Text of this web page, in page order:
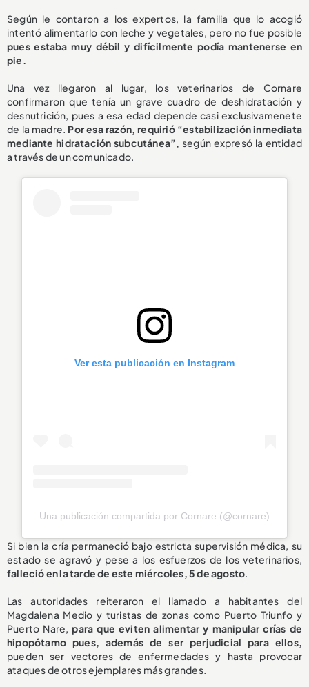
Según le contaron a los expertos, la familia que lo acogió
intentó alimentarlo con leche y vegetales, pero no fue posible
pues estaba muy débil y difícilmente podía mantenerse en
pie.
Una vez llegaron al lugar, los veterinarios de Cornare
confirmaron que tenía un grave cuadro de deshidratación y
desnutrición, pues a esa edad depende casi exclusivamenete
de la madre. Por esa razón, requirió “estabilización inmediata
mediante hidratación subcutánea”,
según expresó la entidad
a través de un comunicado.
Ver esta publicación en Instagram
Una publicación compartida por Cornare (@cornare)
Si bien la cría permaneció bajo estricta supervisión médica, su
estado se agravó y pese a los esfuerzos de los veterinarios,
falleció en la tarde de este miércoles, 5 de agosto.
Las autoridades reiteraron el llamado a habitantes del
Magdalena Medio y turistas de zonas como Puerto Triunfo y
Puerto Nare, para que eviten alimentar y manipular crías de
hipopótamo pues, además de ser perjudicial para ellos,
pueden ser vectores de enfermedades y hasta provocar
ataques de otros ejemplares más grandes.